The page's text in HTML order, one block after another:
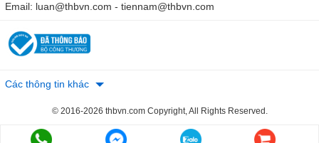
Email: luan@thbvn.com - tiennam@thbvn.com
Các thông tin khác
© 2016-2026 thbvn.com Copyright, All Rights Reserved.